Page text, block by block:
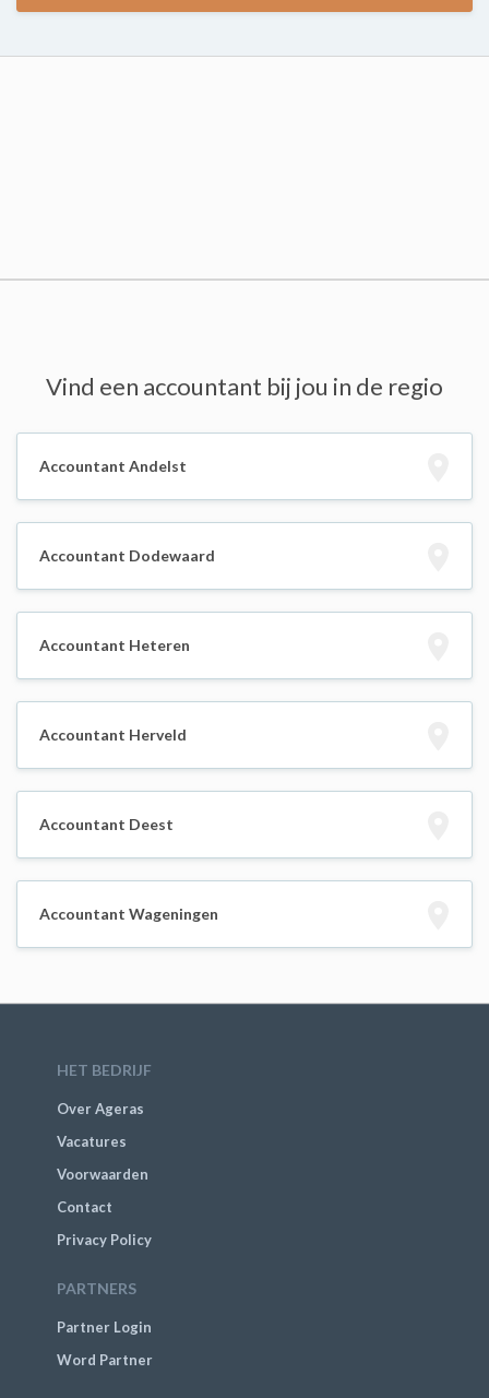
Vind een accountant bij jou in de regio
Accountant Andelst
Accountant Dodewaard
Accountant Heteren
Accountant Herveld
Accountant Deest
Accountant Wageningen
HET BEDRIJF
Over Ageras
Vacatures
Voorwaarden
Contact
Privacy Policy
PARTNERS
Partner Login
Word Partner